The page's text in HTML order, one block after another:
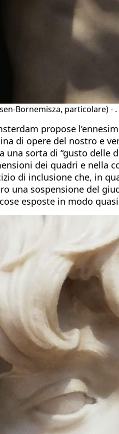
Bornemisza, particolare) - .
propose
di opere del nostro e
sorta di “gusto
dei quadri e nella
di inclusione che, in
una sospensione del
esposte in modo